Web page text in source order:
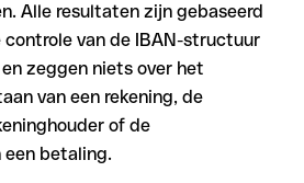
Alle resultaten zijn gebaseerd
controle van de IBAN-structuur
zeggen niets over het
van een rekening, de
of de
betaling.